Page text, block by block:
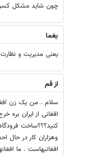
چون شايد مشكل
یغما
یعنی مدیریت و
از قم
سلام . من یک زن
افغانی از ایران بره
کنید؟؟؟ساخت
وهزاران کار در
افغانیهاست . ما